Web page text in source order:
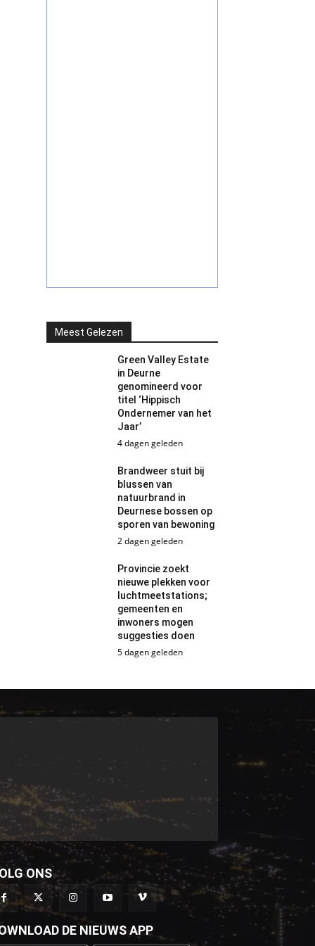
Meest Gelezen
Green Valley Estate
in Deurne
genomineerd voor
titel ‘Hippisch
Ondernemer van het
Jaar’
4 dagen geleden
Brandweer stuit bij
blussen van
natuurbrand in
Deurnese bossen op
sporen van bewoning
2 dagen geleden
Provincie zoekt
nieuwe plekken voor
luchtmeetstations;
gemeenten en
inwoners mogen
suggesties doen
5 dagen geleden
ONS
DE NIEUWS APP